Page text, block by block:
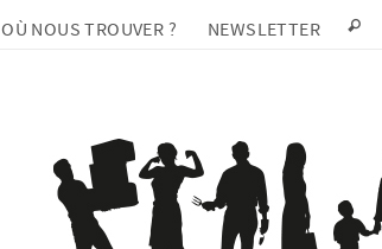
OÙ NOUS TROUVER ? NEWSLETTER